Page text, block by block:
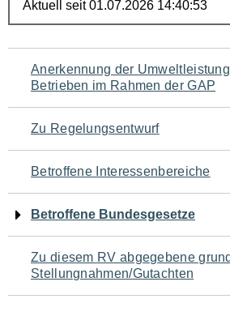
Navigation
für
den
Seiteninhalt
Anerkennung der
Betrieben im Rahmen der GAP
Zu Regelungsentwurf
Betroffene Interessenbereiche
Betroffene Bundesgesetze
Zu diesem RV abgegebene
Stellungnahmen/Gutachten